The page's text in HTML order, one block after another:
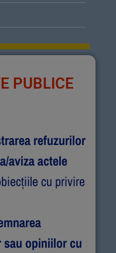
PUBLICE
refuzurilor
aviza actele
cu privire
opiniilor cu